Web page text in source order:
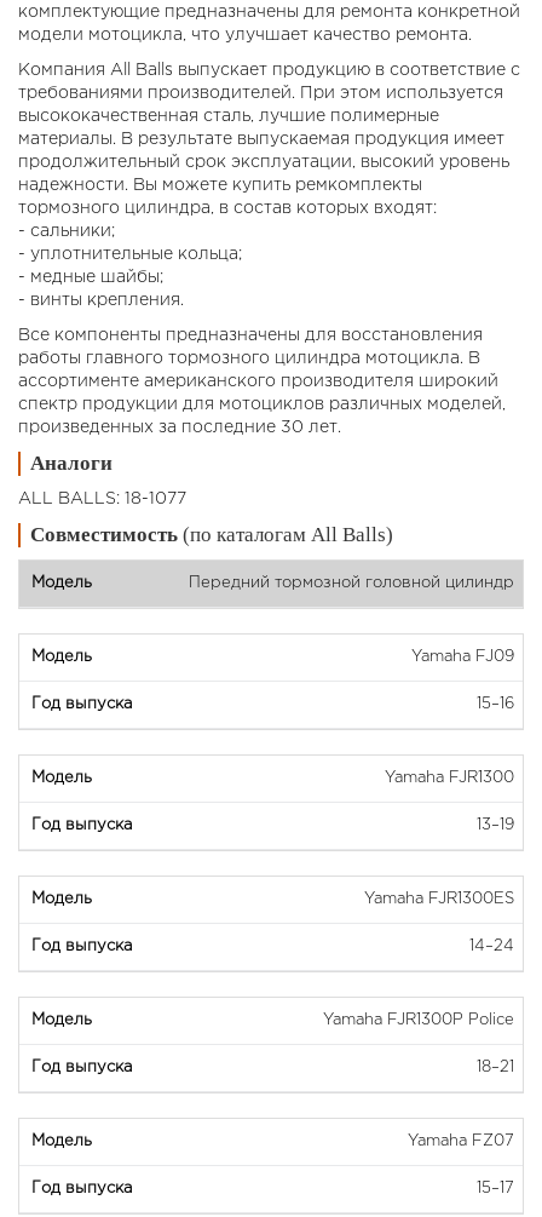
комплектующие предназначены для ремонта конкретной
модели мотоцикла, что улучшает качество ремонта.
Компания All Balls выпускает продукцию в соответствие с
требованиями производителей. При этом используется
высококачественная сталь, лучшие полимерные
материалы. В результате выпускаемая продукция имеет
продолжительный срок эксплуатации, высокий уровень
надежности. Вы можете купить ремкомплекты
тормозного цилиндра, в состав которых входят:
- сальники;
- уплотнительные кольца;
- медные шайбы;
- винты крепления.
Все компоненты предназначены для восстановления
работы главного тормозного цилиндра мотоцикла. В
ассортименте американского производителя широкий
спектр продукции для мотоциклов различных моделей,
произведенных за последние 30 лет.
Аналоги
ALL BALLS: 18-1077
Совместимость (по каталогам All Balls)
Передний тормозной головной цилиндр
Yamaha FJ09
15–16
Yamaha FJR1300
13–19
Yamaha FJR1300ES
14–24
Yamaha FJR1300P Police
18–21
Yamaha FZ07
15–17